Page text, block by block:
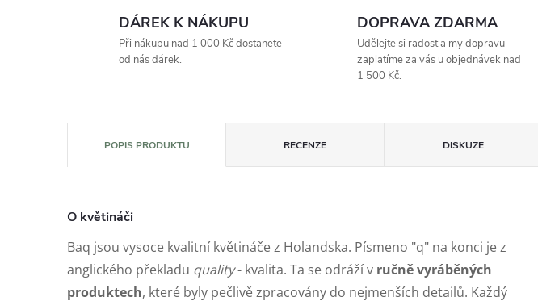
DÁREK K NÁKUPU
Při nákupu nad 1 000 Kč dostanete
od nás dárek.
DOPRAVA ZDARMA
Udělejte si radost a my dopravu
zaplatíme za vás u objednávek nad
1 500 Kč.
POPIS PRODUKTU RECENZE DISKUZE
O květináči
Baq jsou vysoce kvalitní květináče z Holandska. Písmeno "q" na konci je z
anglického překladu quality- kvalita. Ta se odráží v ručně vyráběných
produktech, které byly pečlivě zpracovány do nejmenších detailů. Každý